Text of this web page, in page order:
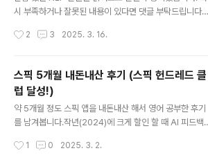
시점 이후 발생한 사건이나 정보들에 대해 접근할 수 없기
시 부족하거나 잘못된 내용이 있다면 댓글 부탁드립니다
a]- diffusion model을 scratch부터 pre-training &
강한 scalability를 보여줌 출처 : https://arxiv.org/ab
s/2502.099921. Introduction최근 Diffusion(이하
디퓨전)을 LLM에 적용한 모델이 (상대적으로 작은 사이
즈-7~8B-에서) 뛰어난 성능을 보여주며 화제가 되고 있
2 3 2025. 3. 16.
스픽 5개월 내돈내산 후기 (스픽 헌드레드 클
럽 달성!)
약 5개월 정도 스픽 앱을 내돈내산 해서 영어 공부한 후기
를 남겨봅니다.작년(2024)에 크게 할인 할 때 AI 피드백
흘렀네요.정확한 금액이 기억나지 않긴 한데 1년 동안 20
1 0 2025. 3. 2.